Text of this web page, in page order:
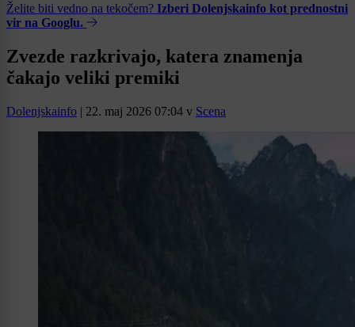
Želite biti vedno na tekočem? Izberi Dolenjskainfo kot prednostni
vir na Googlu.
Zvezde razkrivajo, katera znamenja
čakajo veliki premiki
Dolenjskainfo | 22. maj 2026 07:04 v Scena